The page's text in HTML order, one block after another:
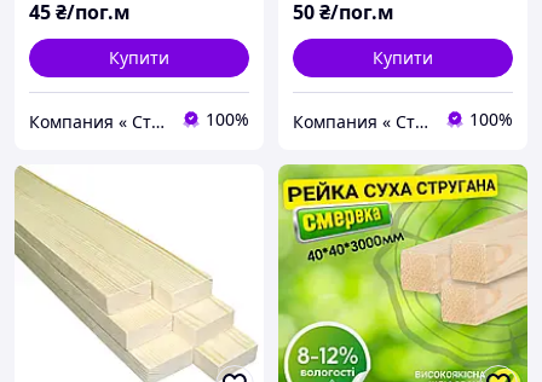
45₴/пог.м
Купити
Компания « Строй Мастер » 100%
50₴/пог.м
Купити
Компания « Строй Мастер » 100%